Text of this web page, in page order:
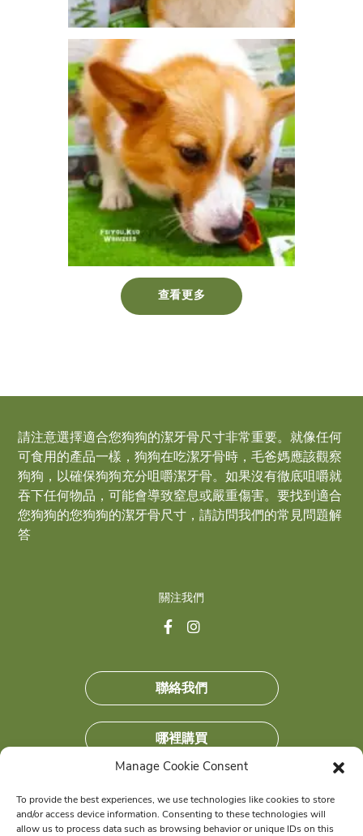
Manage Cookie Consent
To provide the best experiences, we use technologies like cookies to store
and/or access device information. Consenting to these technologies will
allow us to process data such as browsing behavior or unique IDs on this
查看更多
請注意選擇適合您狗狗的潔牙骨尺寸非常重要。就像任何
可食用的產品一樣，狗狗在吃潔牙骨時，毛爸媽應該觀察
狗狗，以確保狗狗充分咀嚼潔牙骨。如果沒有徹底咀嚼就
吞下任何物品，可能會導致窒息或嚴重傷害。要找到適合
您狗狗的您狗狗的潔牙骨尺寸，請訪問我們的常見問題解
答
關注我們
聯絡我們
哪裡購買
獲得獨家優惠